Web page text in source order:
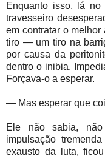
Enquanto isso, lá no
travesseiro
em contratar o
tiro — um tiro na
por causa da
dentro o inibia.
Forçava-o a esperar.
— Mas esperar que
Ele não sabia, não
impulsação
exausto da luta,